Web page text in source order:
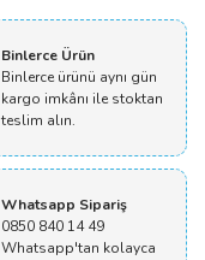
Binlerce Ürün
Binlerce ürünü aynı gün
kargo imkânı ile stoktan
teslim alın.
Whatsapp Sipariş
0850 840 14 49
Whatsapp'tan kolayca